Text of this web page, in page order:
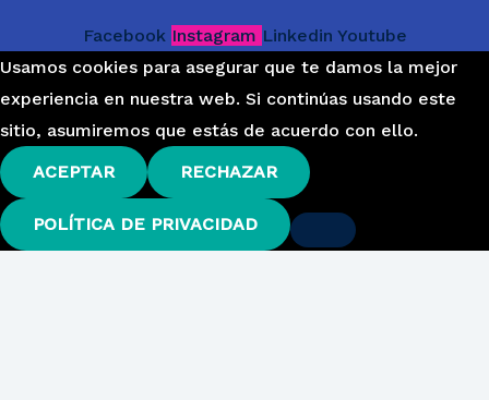
Facebook Instagram Linkedin Youtube
Usamos cookies para asegurar que te damos la mejor
experiencia en nuestra web. Si continúas usando este
sitio, asumiremos que estás de acuerdo con ello.
ACEPTAR
RECHAZAR
POLÍTICA DE PRIVACIDAD